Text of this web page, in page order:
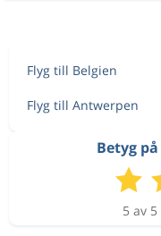
Flyg till Belgien
Flyg till Antwerpen
Betyg
5 av